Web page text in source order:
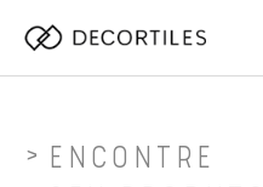
ENCONTRE